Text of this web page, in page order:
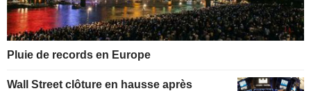
Pluie de records en Europe
Wall Street clôture en hausse après